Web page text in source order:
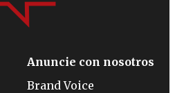
Anuncie con nosotros
Brand Voice